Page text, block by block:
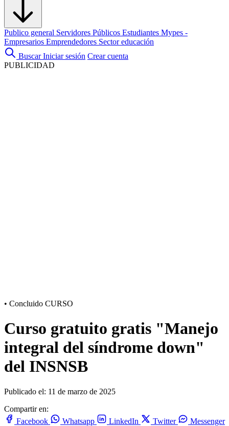
Publico general Servidores Públicos Estudiantes Mypes -
Empresarios Emprendedores Sector educación
Buscar Iniciar sesión Crear cuenta
PUBLICIDAD
• Concluido CURSO
Curso gratuito gratis "Manejo
integral del síndrome down"
del INSNSB
Publicado el: 11 de marzo de 2025
Compartir en:
Facebook
Whatsapp LinkedIn Twitter
Messenger